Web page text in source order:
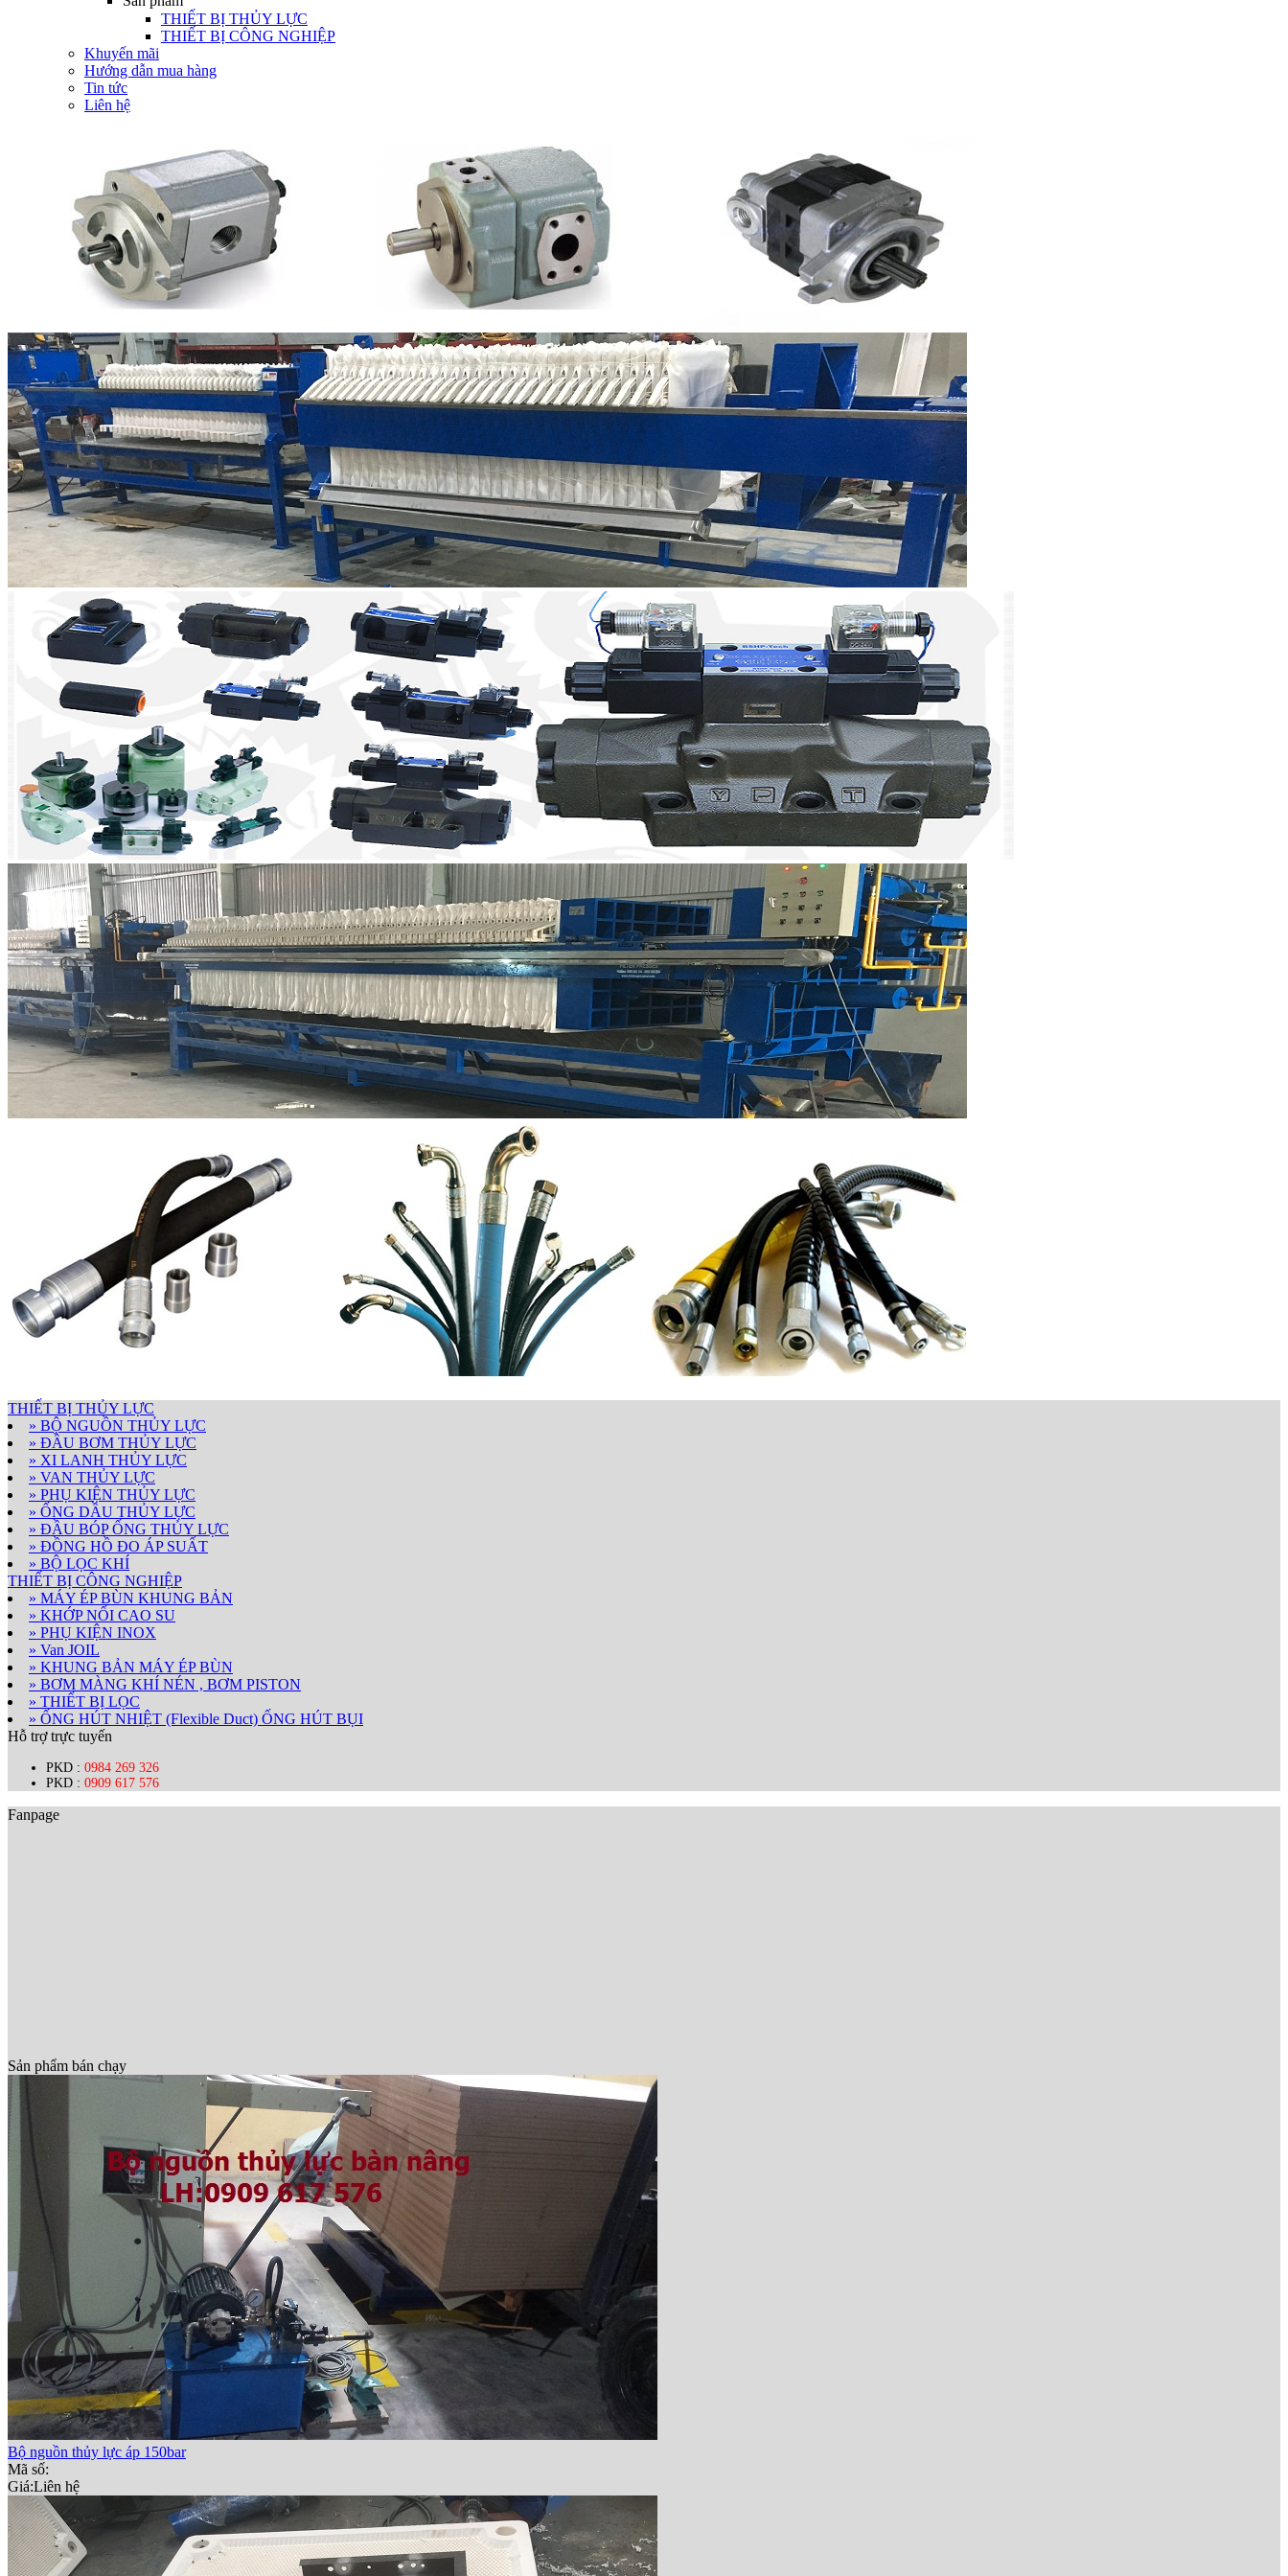
THIẾT BỊ THỦY LỰC
THIẾT BỊ CÔNG NGHIỆP
Khuyến mãi
Hướng dẫn mua hàng
Tin tức
Liên hệ
THIẾT BỊ THỦY LỰC
» BỘ NGUỒN THỦY LỰC
» ĐẦU BƠM THỦY LỰC
» XI LANH THỦY LỰC
» VAN THỦY LỰC
» PHỤ KIỆN THỦY LỰC
» ỐNG DẦU THỦY LỰC
» ĐẦU BÓP ỐNG THỦY LỰC
» ĐỒNG HỒ ĐO ÁP SUẤT
» BỘ LỌC KHÍ
THIẾT BỊ CÔNG NGHIỆP
» MÁY ÉP BÙN KHUNG BẢN
» KHỚP NỐI CAO SU
» PHỤ KIỆN INOX
» Van JOIL
» KHUNG BẢN MÁY ÉP BÙN
» BƠM MÀNG KHÍ NÉN , BƠM PISTON
» THIẾT BỊ LỌC
» ỐNG HÚT NHIỆT (Flexible Duct) ỐNG HÚT BỤI
Hỗ trợ trực tuyến
PKD : 0984 269 326
PKD : 0909 617 576
Fanpage
Sản phẩm bán chạy
Bộ nguồn thủy lực áp 150bar
Mã số:
Giá:Liên hệ